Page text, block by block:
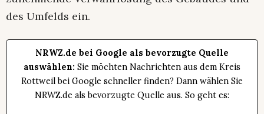
des Umfelds ein.
NRWZ.de bei Google als bevorzugte Quelle
auswählen: Sie möchten Nachrichten aus dem Kreis
Rottweil bei Google schneller finden? Dann wählen Sie
NRWZ.de als bevorzugte Quelle aus. So geht es: